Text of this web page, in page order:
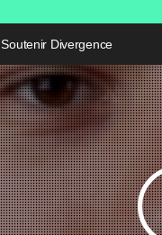
Soutenir Divergence